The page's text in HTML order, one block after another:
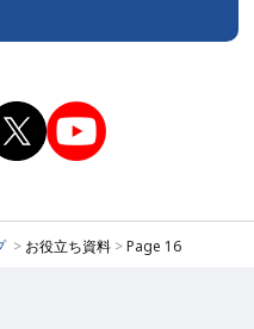
> お役立ち資料 >Page 16